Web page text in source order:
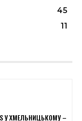
45
11
У ХМЕЛЬНИЦЬКОМУ –